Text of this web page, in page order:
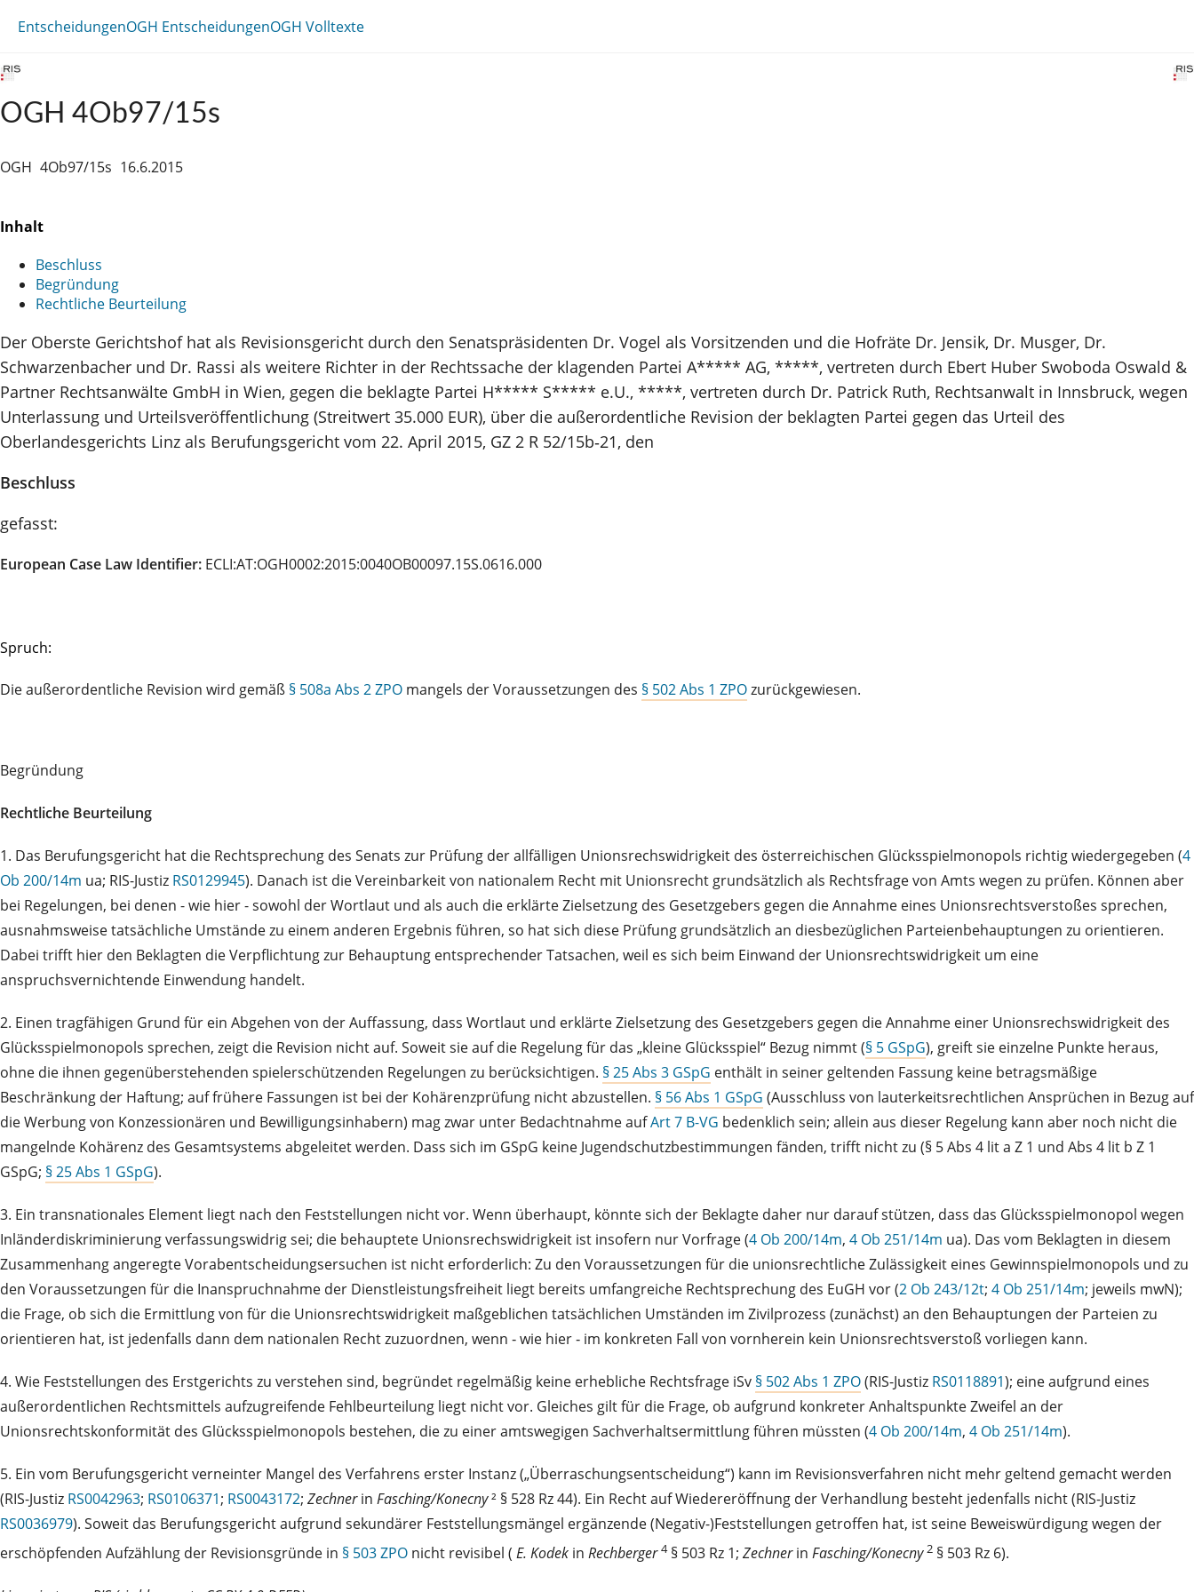
EntscheidungenOGH EntscheidungenOGH Volltexte
OGH 4Ob97/15s
OGH 4Ob97/15s 16.6.2015
Inhalt
Beschluss
Begründung
Rechtliche Beurteilung
Der Oberste Gerichtshof hat als Revisionsgericht durch den Senatspräsidenten Dr. Vogel als Vorsitzenden und die Hofräte Dr. Jensik, Dr. Musger, Dr.
Schwarzenbacher und Dr. Rassi als weitere Richter in der Rechtssache der klagenden Partei A***** AG, *****, vertreten durch Ebert Huber Swoboda Oswald &
Partner Rechtsanwälte GmbH in Wien, gegen die beklagte Partei H***** S***** e.U., *****, vertreten durch Dr. Patrick Ruth, Rechtsanwalt in Innsbruck, wegen
Unterlassung und Urteilsveröffentlichung (Streitwert 35.000 EUR), über die außerordentliche Revision der beklagten Partei gegen das Urteil des
Oberlandesgerichts Linz als Berufungsgericht vom 22. April 2015, GZ 2 R 52/15b‑21, den
Beschluss
gefasst:
European Case Law Identifier: ECLI:AT:OGH0002:2015:0040OB00097.15S.0616.000
Spruch:
Die außerordentliche Revision wird gemäß § 508a Abs 2 ZPO mangels der Voraussetzungen des § 502 Abs 1 ZPOzurückgewiesen.
Begründung
Rechtliche Beurteilung
1. Das Berufungsgericht hat die Rechtsprechung des Senats zur Prüfung der allfälligen Unionsrechswidrigkeit des österreichischen Glücksspielmonopols richtig wiedergegeben (4
Ob 200/14m ua; RIS-Justiz RS0129945). Danach ist die Vereinbarkeit von nationalem Recht mit Unionsrecht grundsätzlich als Rechtsfrage von Amts wegen zu prüfen. Können aber
bei Regelungen, bei denen - wie hier - sowohl der Wortlaut und als auch die erklärte Zielsetzung des Gesetzgebers gegen die Annahme eines Unionsrechtsverstoßes sprechen,
ausnahmsweise tatsächliche Umstände zu einem anderen Ergebnis führen, so hat sich diese Prüfung grundsätzlich an diesbezüglichen Parteienbehauptungen zu orientieren.
Dabei trifft hier den Beklagten die Verpflichtung zur Behauptung entsprechender Tatsachen, weil es sich beim Einwand der Unionsrechtswidrigkeit um eine
anspruchsvernichtende Einwendung handelt.
2. Einen tragfähigen Grund für ein Abgehen von der Auffassung, dass Wortlaut und erklärte Zielsetzung des Gesetzgebers gegen die Annahme einer Unionsrechswidrigkeit des
Glücksspielmonopols sprechen, zeigt die Revision nicht auf. Soweit sie auf die Regelung für das „kleine Glücksspiel“ Bezug nimmt (§ 5 GSpG), greift sie einzelne Punkte heraus,
ohne die ihnen gegenüberstehenden spielerschützenden Regelungen zu berücksichtigen. § 25 Abs 3 GSpG enthält in seiner geltenden Fassung keine betragsmäßige
Beschränkung der Haftung; auf frühere Fassungen ist bei der Kohärenzprüfung nicht abzustellen. § 56 Abs 1 GSpG (Ausschluss von lauterkeitsrechtlichen Ansprüchen in Bezug auf
die Werbung von Konzessionären und Bewilligungsinhabern) mag zwar unter Bedachtnahme aufArt 7 B-VG bedenklich sein; allein aus dieser Regelung kann aber noch nicht die
mangelnde Kohärenz des Gesamtsystems abgeleitet werden. Dass sich im GSpG keine Jugendschutzbestimmungen fänden, trifft nicht zu (§ 5 Abs 4 lit a Z 1 und Abs 4 lit b Z 1
GSpG; § 25 Abs 1 GSpG).
3. Ein transnationales Element liegt nach den Feststellungen nicht vor. Wenn überhaupt, könnte sich der Beklagte daher nur darauf stützen, dass das Glücksspielmonopol wegen
Inländerdiskriminierung verfassungswidrig sei; die behauptete Unionsrechswidrigkeit ist insofern nur Vorfrage (4 Ob 200/14m, 4 Ob 251/14m ua). Das vom Beklagten in diesem
Zusammenhang angeregte Vorabentscheidungsersuchen ist nicht erforderlich: Zu den Voraussetzungen für die unionsrechtliche Zulässigkeit eines Gewinnspielmonopols und zu
den Voraussetzungen für die Inanspruchnahme der Dienstleistungsfreiheit liegt bereits umfangreiche Rechtsprechung des EuGH vor (2 Ob 243/12t; 4 Ob 251/14m; jeweils mwN);
die Frage, ob sich die Ermittlung von für die Unionsrechtswidrigkeit maßgeblichen tatsächlichen Umständen im Zivilprozess (zunächst) an den Behauptungen der Parteien zu
orientieren hat, ist jedenfalls dann dem nationalen Recht zuzuordnen, wenn ‑ wie hier ‑ im konkreten Fall von vornherein kein Unionsrechtsverstoß vorliegen kann.
4. Wie Feststellungen des Erstgerichts zu verstehen sind, begründet regelmäßig keine erhebliche Rechtsfrage iSv § 502 Abs 1 ZPO(RIS-Justiz RS0118891); eine aufgrund eines
außerordentlichen Rechtsmittels aufzugreifende Fehlbeurteilung liegt nicht vor. Gleiches gilt für die Frage, ob aufgrund konkreter Anhaltspunkte Zweifel an der
Unionsrechtskonformität des Glücksspielmonopols bestehen, die zu einer amtswegigen Sachverhaltsermittlung führen müssten (4 Ob 200/14m, 4 Ob 251/14m).
5. Ein vom Berufungsgericht verneinter Mangel des Verfahrens erster Instanz („Überraschungsentscheidung“) kann im Revisionsverfahren nicht mehr geltend gemacht werden
(RIS-Justiz RS0042963; RS0106371; RS0043172; Zechnerin Fasching/Konecny² § 528 Rz 44). Ein Recht auf Wiedereröffnung der Verhandlung besteht jedenfalls nicht (RIS-Justiz
RS0036979). Soweit das Berufungsgericht aufgrund sekundärer Feststellungsmängel ergänzende (Negativ-)Feststellungen getroffen hat, ist seine Beweiswürdigung wegen der
erschöpfenden Aufzählung der Revisionsgründe in § 503 ZPO nicht revisibel ( E. Kodek in Rechberger 4§ 503 Rz 1; Zechnerin Fasching/Konecny 2 § 503 Rz 6).